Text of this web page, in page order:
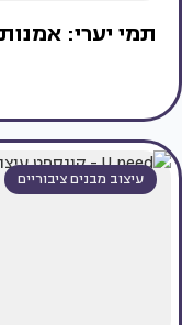
תמי יערי:
עיצוב מבנים ציבוריים